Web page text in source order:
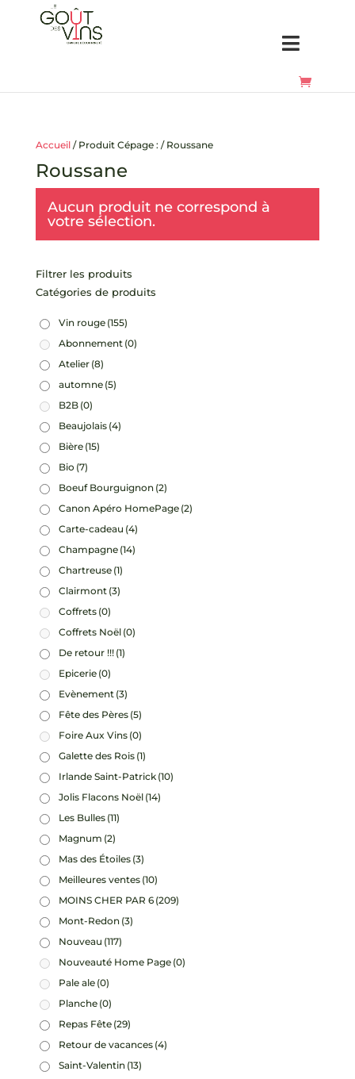
Accueil/ Produit Cépage : / Roussane
Roussane
Aucun produit ne correspond à
votre sélection.
Filtrer les produits
Catégories de produits
Vin rouge (155)
Abonnement (0)
Atelier (8)
automne (5)
B2B (0)
Beaujolais (4)
Bière (15)
Bio (7)
Boeuf Bourguignon (2)
Canon Apéro HomePage (2)
Carte-cadeau (4)
Champagne (14)
Chartreuse (1)
Clairmont (3)
Coffrets (0)
Coffrets Noël (0)
De retour !!! (1)
Epicerie (0)
Evènement (3)
Fête des Pères (5)
Foire Aux Vins (0)
Galette des Rois (1)
Irlande Saint-Patrick (10)
Jolis Flacons Noël (14)
Les Bulles (11)
Magnum (2)
Mas des Étoiles (3)
Meilleures ventes (10)
MOINS CHER PAR 6 (209)
Mont-Redon (3)
Nouveau (117)
Nouveauté Home Page (0)
Pale ale (0)
Planche (0)
Repas Fête (29)
Retour de vacances (4)
Saint-Valentin (13)